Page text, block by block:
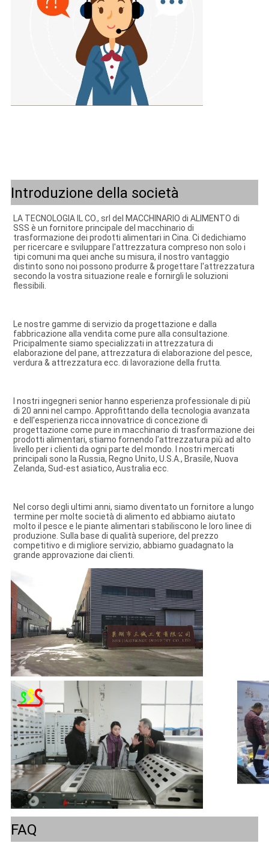
Introduzione della società
LA TECNOLOGIA IL CO., srl del MACCHINARIO di ALIMENTO di
SSS è un fornitore principale del macchinario di
trasformazione dei prodotti alimentari in Cina. Ci dedichiamo
per ricercare e sviluppare l'attrezzatura compreso non solo i
tipi comuni ma quei anche su misura, il nostro vantaggio
distinto sono noi possono produrre & progettare l'attrezzatura
secondo la vostra situazione reale e fornirgli le soluzioni
flessibili.
Le nostre gamme di servizio da progettazione e dalla
fabbricazione alla vendita come pure alla consultazione.
Pricipalmente siamo specializzati in attrezzatura di
elaborazione del pane, attrezzatura di elaborazione del pesce,
verdura & attrezzatura ecc. di lavorazione della frutta.
I nostri ingegneri senior hanno esperienza professionale di più
di 20 anni nel campo. Approfittando della tecnologia avanzata
e dell'esperienza ricca innovatrice di concezione di
progettazione come pure in macchinario di trasformazione dei
prodotti alimentari, stiamo fornendo l'attrezzatura più ad alto
livello per i clienti da ogni parte del mondo. I nostri mercati
principali sono la Russia, Regno Unito, U.S.A., Brasile, Nuova
Zelanda, Sud-est asiatico, Australia ecc.
Nel corso degli ultimi anni, siamo diventato un fornitore a lungo
termine per molte società di alimento ed abbiamo aiutato
molto il pesce e le piante alimentari stabiliscono le loro linee di
produzione. Sulla base di qualità superiore, del prezzo
competitivo e di migliore servizio, abbiamo guadagnato la
grande approvazione dai clienti.
FAQ